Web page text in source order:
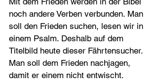
noch andere Verben verbunden. Man
soll den Frieden suchen, lesen wir in
einem Psalm. Deshalb auf dem
Titelbild heute dieser Fährtensucher.
Man soll dem Frieden nachjagen,
damit er einem nicht entwischt.